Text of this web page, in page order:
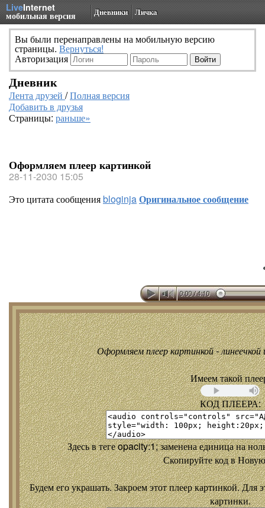
LiveInternet
мобильная версия Дневники Личка
Вы были перенаправлены на мобильную версию
страницы. Вернуться!
Авторизация
Дневник
Лента друзей /Полная версия
Добавить в друзья
Страницы: раньше»
Оформляем плеер картинкой
28-11-2030 15:05
Это цитата сообщенияbloginjaОригинальное сообщение
Оформляем плеер картинкой - линеечкой
Имеем такой
КОД ПЛЕЕРА:
Здесь в теге opacity:1; заменена единица на
Скопируйте код в
Будем его украшать. Закроем этот плеер картинкой. Для
картинки.